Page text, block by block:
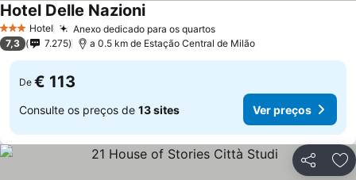
3 EstrelasHotel Anexo dedicado para os quartos
Hotel Delle Nazioni
7,3 7.275 a 0.5 km de Estação Central de Milão
De € 113
Consulte os preços de 13 sites Ver preços
Partilhar